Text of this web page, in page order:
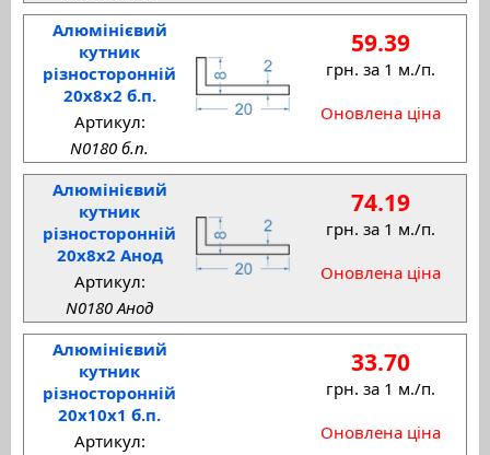
Алюмінієвий
кутник
різносторонній
20x8x2 б.п.
59.39
грн. за 1 м./п.
Оновлена ціна
Артикул:
N0180 б.п.
Алюмінієвий
кутник
різносторонній
20x8x2 Анод
74.19
грн. за 1 м./п.
Оновлена ціна
Артикул:
N0180 Анод
Алюмінієвий
кутник
різносторонній
20x10x1 б.п.
33.70
грн. за 1 м./п.
Оновлена ціна
Артикул: